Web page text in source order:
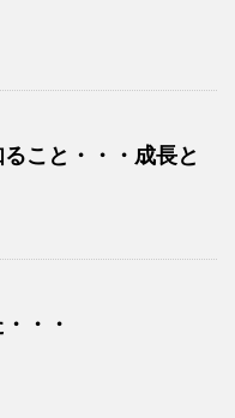
こと・・・成長と
・・